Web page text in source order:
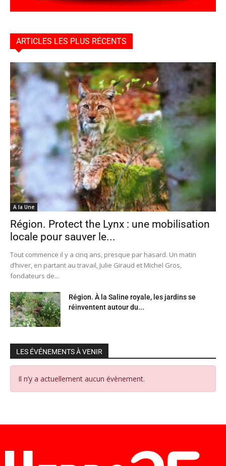
ARTICLES LES PLUS RÉCENTS
A la Une
Région. Protect the Lynx : une mobilisation
locale pour sauver le...
Tout commence il y a cinq ans, presque par hasard. Un matin
d’hiver, en partant au travail, Julie Giraud et Michel Gros,
fondateurs de...
Région. À la Saline royale, les jardins se
réinventent autour du...
LES ÉVÉNEMENTS À VENIR
Il n’y a actuellement aucun évènement.